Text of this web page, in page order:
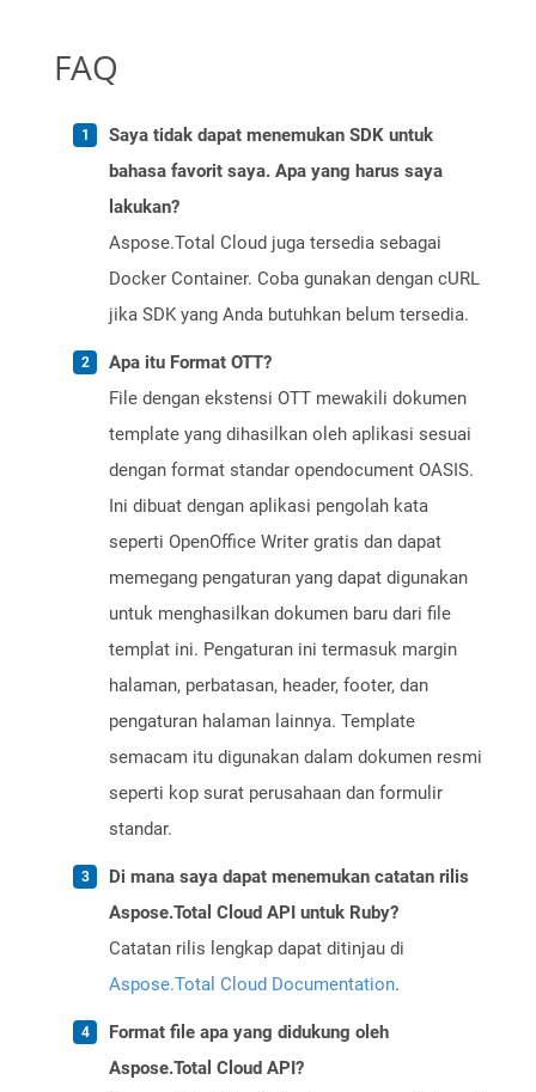
FAQ
Saya tidak dapat menemukan SDK untuk
bahasa favorit saya. Apa yang harus saya
lakukan?
Aspose.Total Cloud juga tersedia sebagai
Docker Container. Coba gunakan dengan cURL
jika SDK yang Anda butuhkan belum tersedia.
Apa itu Format OTT?
File dengan ekstensi OTT mewakili dokumen
template yang dihasilkan oleh aplikasi sesuai
dengan format standar opendocument OASIS.
Ini dibuat dengan aplikasi pengolah kata
seperti OpenOffice Writer gratis dan dapat
memegang pengaturan yang dapat digunakan
untuk menghasilkan dokumen baru dari file
templat ini. Pengaturan ini termasuk margin
halaman, perbatasan, header, footer, dan
pengaturan halaman lainnya. Template
semacam itu digunakan dalam dokumen resmi
seperti kop surat perusahaan dan formulir
standar.
Di mana saya dapat menemukan catatan rilis
Aspose.Total Cloud API untuk Ruby?
Catatan rilis lengkap dapat ditinjau di
Aspose.Total Cloud Documentation.
Format file apa yang didukung oleh
Aspose.Total Cloud API?